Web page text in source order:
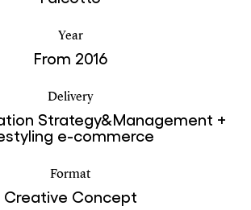
Year
From 2016
Delivery
Strategy&Management +
e-commerce
Format
Creative Concept